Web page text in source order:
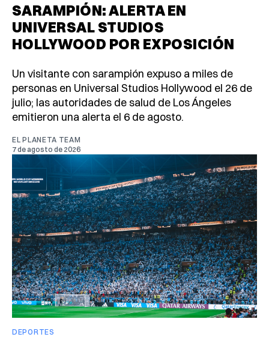
SARAMPIÓN: ALERTA EN
UNIVERSAL STUDIOS
HOLLYWOOD POR EXPOSICIÓN
Un visitante con sarampión expuso a miles de
personas en Universal Studios Hollywood el 26 de
julio; las autoridades de salud de Los Ángeles
emitieron una alerta el 6 de agosto.
EL PLANETA TEAM
7 de agosto de 2026
DEPORTES